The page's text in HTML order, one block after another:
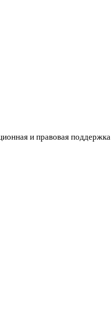
и правовая поддержка